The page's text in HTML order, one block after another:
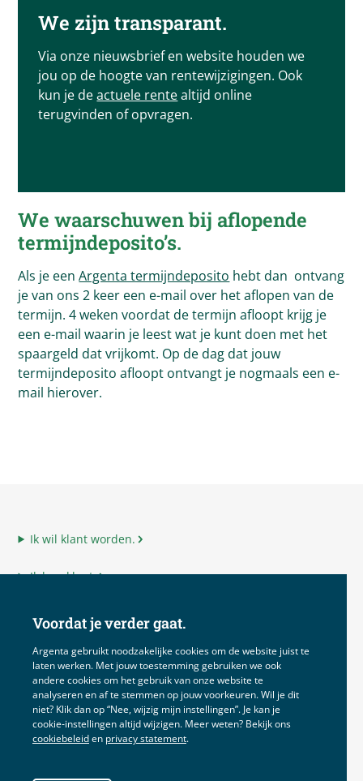
Voordat je verder gaat.
Argenta gebruikt noodzakelijke cookies om de website juist te
laten werken. Met jouw toestemming gebruiken we ook
andere cookies om het gebruik van onze website te
analyseren en af te stemmen op jouw voorkeuren. Wil je dit
niet? Klik dan op “Nee, wijzig mijn instellingen”. Je kan je
cookie‑instellingen altijd wijzigen. Meer weten? Bekijk ons
cookiebeleiden privacy statement.
We zijn transparant.
Via onze nieuwsbrief en website houden we
jou op de hoogte van rentewijzigingen. Ook
kun je deactuele rentealtijd online
terugvinden of opvragen.
We waarschuwen bij aflopende
termijndeposito’s.
Als je eenArgenta termijndeposito hebt dan ontvang
je van ons 2 keer een e-mail over het aflopen van de
termijn. 4 weken voordat de termijn afloopt krijg je
een e-mail waarin je leest wat je kunt doen met het
spaargeld dat vrijkomt. Op de dag dat jouw
termijndeposito afloopt ontvangt je nogmaals een e-
mail hierover.
Ik wil klant worden.
Ik ben klant.
Ik ben adviseur.
Ik ben Argenta.
Disclaimer
Privacy